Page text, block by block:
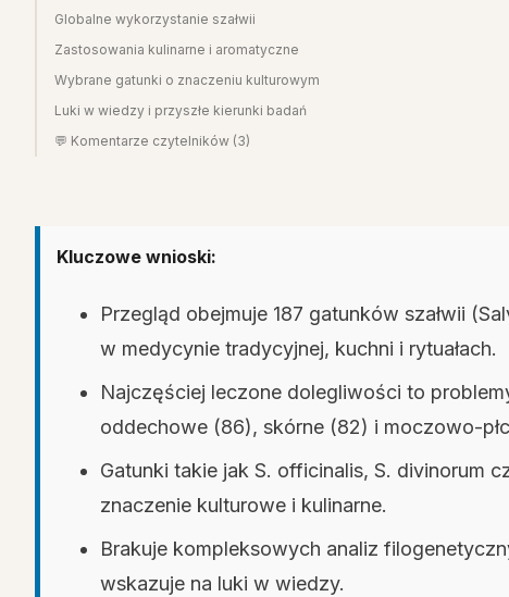
Globalne wykorzystanie szałwii
Zastosowania kulinarne i aromatyczne
Wybrane gatunki o znaczeniu kulturowym
Luki w wiedzy i przyszłe kierunki badań
💬 Komentarze czytelników (3)
Kluczowe wnioski:
Przegląd obejmuje 187 gatunków szałwii
w medycynie tradycyjnej, kuchni i rytuałach.
Najczęściej leczone dolegliwości to
oddechowe (86), skórne (82) i moczowo-
Gatunki takie jak S. officinalis, S. divinorum
znaczenie kulturowe i kulinarne.
Brakuje kompleksowych analiz
wskazuje na luki w wiedzy.